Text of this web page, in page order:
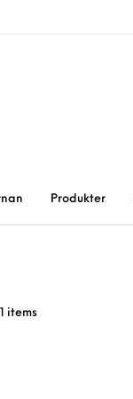
Produkter
items